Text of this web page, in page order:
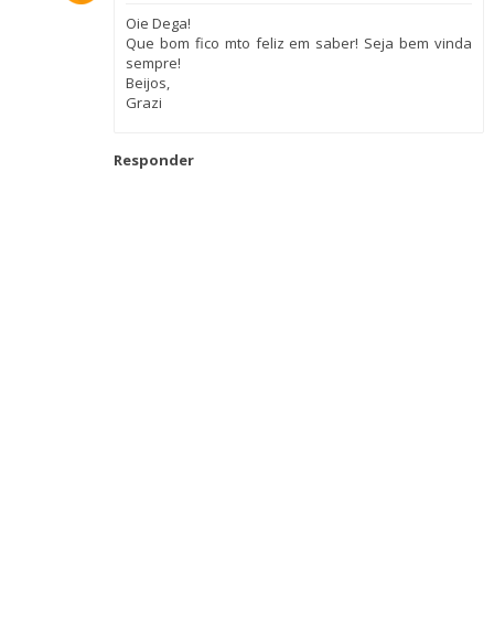
Oie Dega!
Que bom fico mto feliz em saber! Seja bem vinda
sempre!
Beijos,
Grazi
Responder